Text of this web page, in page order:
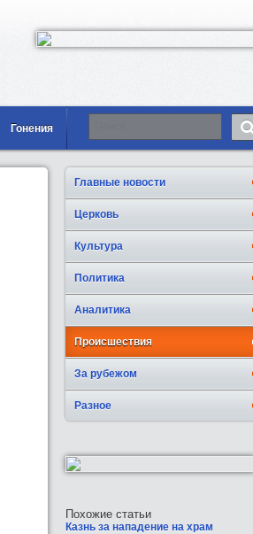
Гонения
Главные новости
Церковь
Культура
Политика
Аналитика
Происшествия
За рубежом
Разное
Похожие статьи
Казнь за нападение на храм